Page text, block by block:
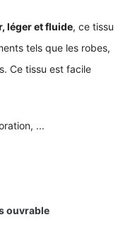
léger et fluide, ce tissu
tels que les robes,
Ce tissu est facile
...
ouvrable